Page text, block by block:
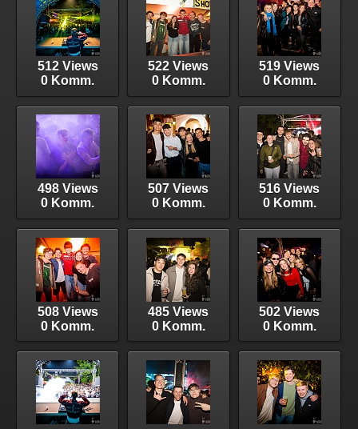
512 Views
0 Komm.
522 Views
0 Komm.
519 Views
0 Komm.
498 Views
0 Komm.
507 Views
0 Komm.
516 Views
0 Komm.
508 Views
0 Komm.
485 Views
0 Komm.
502 Views
0 Komm.